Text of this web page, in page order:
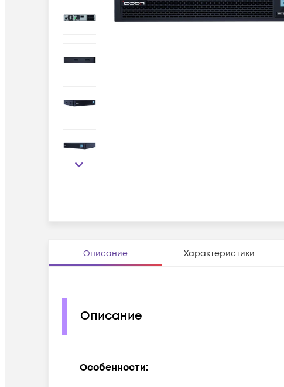
Описание Характеристики
Описание
Особенности: